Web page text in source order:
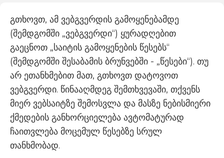
გთხოვთ, ამ ვებგვერდის გამოყენებამდე
(შემდგომში „ვებგვერდი“) ყურადღებით
გაეცნოთ „საიტის გამოყენების წესებს“
(შემდგომში შესაბამის ბრუნვებში - „წესები“). თუ
არ ეთანხმებით მათ, გთხოვთ დატოვოთ
ვებგვერდი. წინააღმდეგ შემთხვევაში, თქვენს
მიერ ვებსაიტზე შემოსვლა და მასზე ნებისმიერი
ქმედების განხორციელება ავტომატურად
ჩაითვლება მოცემულ წესებზე სრულ
თანხმობად.